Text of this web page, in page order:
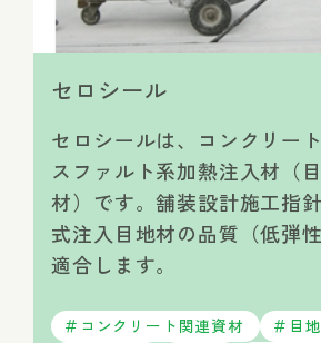
セロシール
セロシールは、コンクリー
スファルト系加熱注入材（
材）です。舗装設計施工指
式注入目地材の品質（低弾
適合します。
コンクリート関連資材 目